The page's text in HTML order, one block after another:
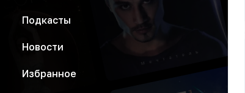
Подкасты
Новости
Избранное